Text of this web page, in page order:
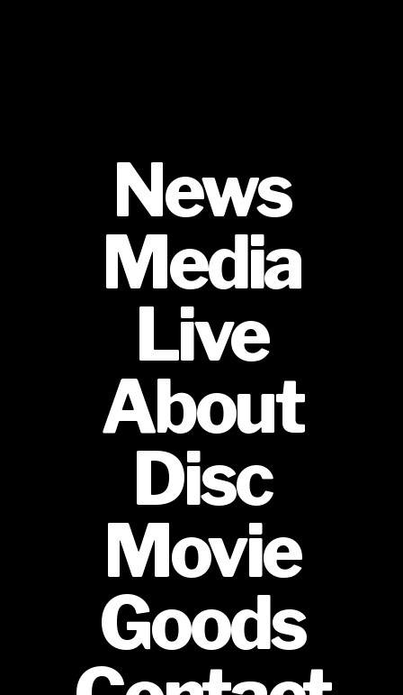
News
Media
Live
About
Disc
Movie
Goods